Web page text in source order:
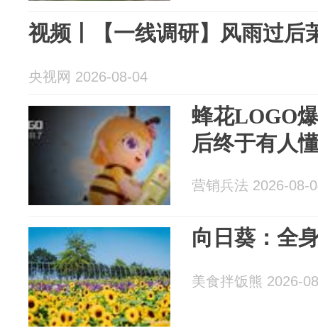
视频丨【一线调研】风雨过后
央视网 2026-08-04
蜂花LOGO
后终于有人
营销兵法 2026-08-
向日葵：全
美食拌饭熊 2026-